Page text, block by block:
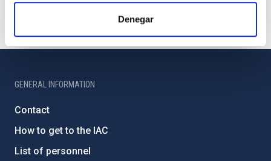
Denegar
GENERAL INFORMATION
Contact
How to get to the IAC
List of personnel